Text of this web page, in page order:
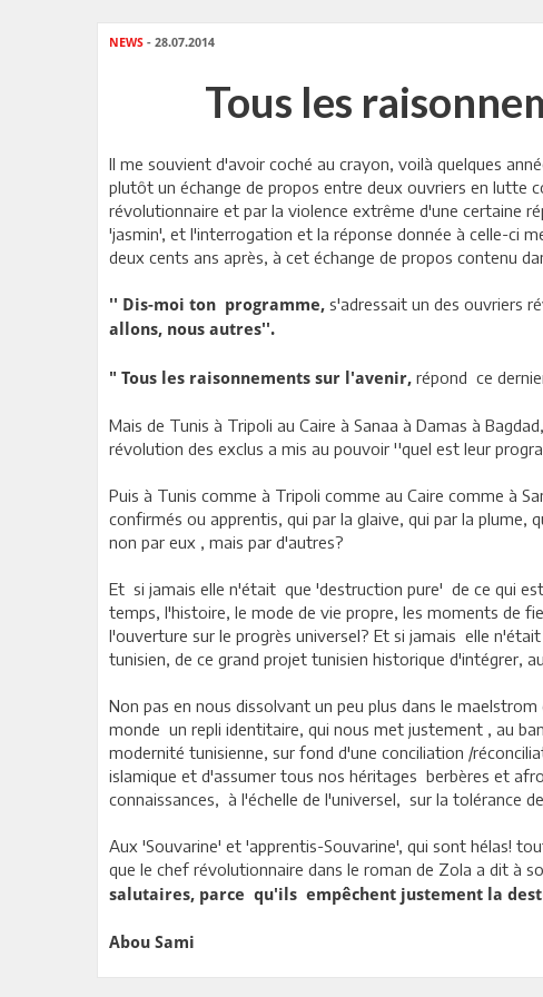
NEWS - 28.07.2014
Tous les
Il me souvient d'avoir coché au crayon, voilà quelques
plutôt un échange de propos entre deux ouvriers en lutte
révolutionnaire et par la violence extrême d'une certaine
'jasmin', et l'interrogation et la réponse donnée à celle-ci
deux cents ans après, à cet échange de propos contenu
'' Dis-moi ton programme, s'adressait un des ouvriers
allons, nous autres''.
" Tous les raisonnements sur l'avenir, répond ce
Mais de Tunis à Tripoli au Caire à Sanaa à Damas à
révolution des exclus a mis au pouvoir ''quel est leur
Puis à Tunis comme à Tripoli comme au Caire comme à
confirmés ou apprentis, qui par la glaive, qui par la
non par eux , mais par d'autres?
Et si jamais elle n'était que 'destruction pure' de ce qui
temps, l'histoire, le mode de vie propre, les moments de
l'ouverture sur le progrès universel? Et si jamais elle
tunisien, de ce grand projet tunisien historique d'intégrer,
Non pas en nous dissolvant un peu plus dans le
monde un repli identitaire, qui nous met justement , au
modernité tunisienne, sur fond d'une conciliation /
islamique et d'assumer tous nos héritages berbères et
connaissances, à l'échelle de l'universel, sur la tolérance
Aux 'Souvarine' et 'apprentis-Souvarine', qui sont hélas!
que le chef révolutionnaire dans le roman de Zola a dit à
salutaires, parce qu'ils empêchent justement la
Abou Sami